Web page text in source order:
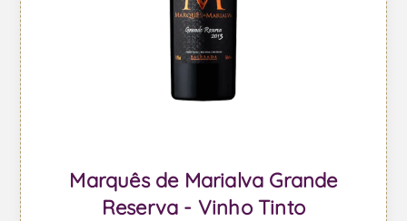
Marquês de Marialva Grande
Reserva - Vinho Tinto